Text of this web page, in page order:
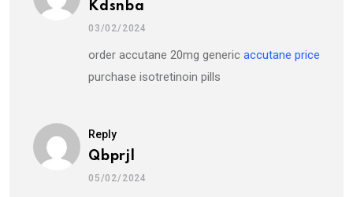
Kdsnba
03/02/2024
order accutane 20mg generic accutane price
purchase isotretinoin pills
Reply
Qbprjl
05/02/2024